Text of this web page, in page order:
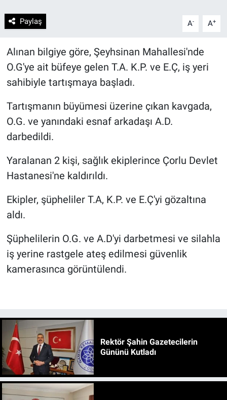
Paylaş A- A+
Alınan bilgiye göre, Şeyhsinan Mahallesi'nde
O.G'ye ait büfeye gelen T.A. K.P. ve E.Ç, iş yeri
sahibiyle tartışmaya başladı.
Tartışmanın büyümesi üzerine çıkan kavgada,
O.G. ve yanındaki esnaf arkadaşı A.D.
darbedildi.
Yaralanan 2 kişi, sağlık ekiplerince Çorlu Devlet
Hastanesi'ne kaldırıldı.
Ekipler, şüpheliler T.A, K.P. ve E.Ç'yi gözaltına
aldı.
Şüphelilerin O.G. ve A.D'yi darbetmesi ve silahla
iş yerine rastgele ateş edilmesi güvenlik
kamerasınca görüntülendi.
Rektör Şahin Gazetecilerin
Gününü Kutladı